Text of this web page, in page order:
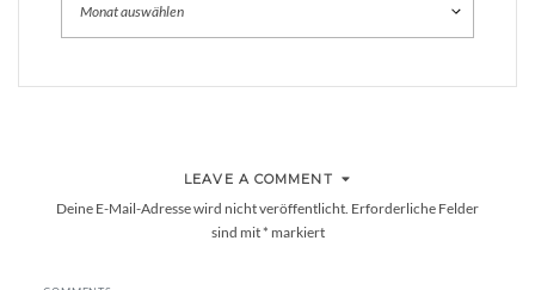
LEAVE A COMMENT
Deine E-Mail-Adresse wird nicht veröffentlicht. Erforderliche Felder
sind mit* markiert